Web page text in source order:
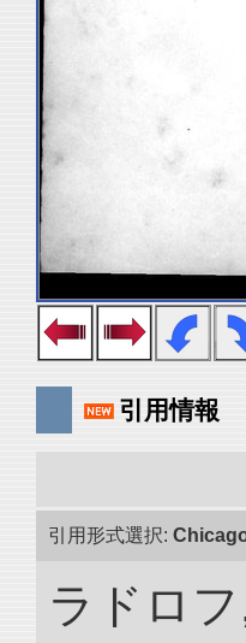
引用情報
引用形式選択:
ラドロ